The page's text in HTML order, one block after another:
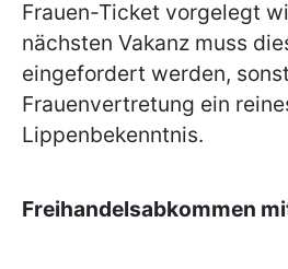
Frauen-Ticket vorgelegt
nächsten Vakanz muss
eingefordert werden,
Frauenvertretung ein
Lippenbekenntnis.
Freihandelsabkommen